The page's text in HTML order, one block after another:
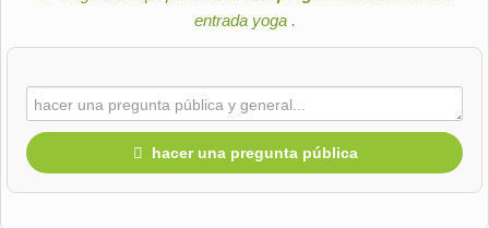
entrada yoga .
hacer una pregunta pública